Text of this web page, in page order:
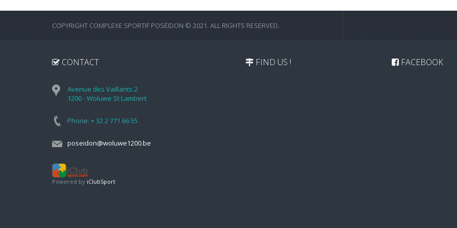
COPYRIGHT COMPLEXE SPORTIF POSÉIDON © 2021. ALL RIGHTS RESERVED.
CONTACT
Avenue des Vaillants 2
1200 - Woluwe St Lambert
Phone: + 32 2 771 66 55
poseidon@woluwe1200.be
Powered by iClubSport
FIND US ! FACEBOOK